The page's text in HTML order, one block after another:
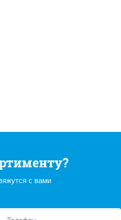
с вами